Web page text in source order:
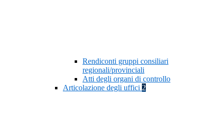
Rendiconti gruppi consiliari
regionali/provinciali
Atti degli organi di controllo
Articolazione degli uffici 2